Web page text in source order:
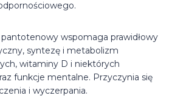
pantotenowy wspomaga prawidłowy
syntezę i metabolizm
witaminy D i niektórych
funkcje mentalne. Przyczynia się
i wyczerpania.